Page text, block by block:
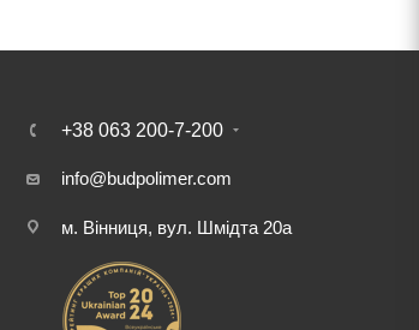
+38 063 200-7-200
info@budpolimer.com
м. Вінниця, вул. Шмідта 20а